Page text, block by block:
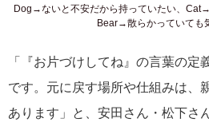
Dog→ないと不安だから持っていたい、Cat→
Bear→散らかっていても
「『お片づけしてね』の言葉の定
です。元に戻す場所や仕組みは、
あります」と、安田さん・松下さん